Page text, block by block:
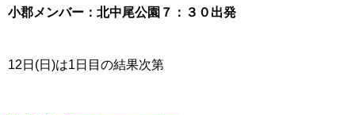
小郡メンバー：北中尾公園７：３０出発
12日(日)は1日目の結果次第